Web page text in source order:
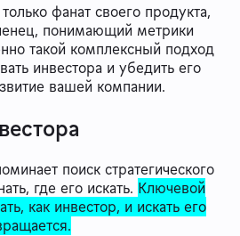
фанат своего продукта,
понимающий метрики
такой комплексный подход
инвестора и убедить его
вашей компании.
поиск стратегического
где его искать. Ключевой
как инвестор, и искать его